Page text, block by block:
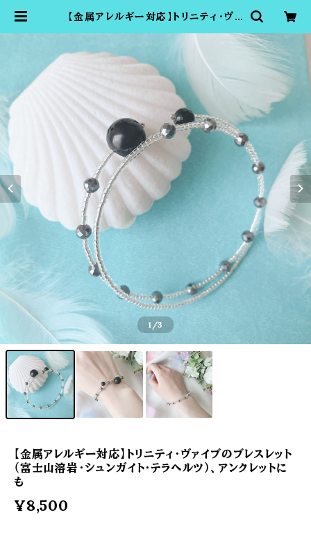
【金属アレルギー対応】トリニティ・ヴァ
ンガイト・テラヘルツ）、アンクレットに
も | さとう式の付ける美顔器ビューテ
ィーカフショップTOMOMI
1 /3
【金属アレルギー対応】トリニティ・ヴァイブのブレスレット
（富士山溶岩・シュンガイト・テラヘルツ）、アンクレットに
も
¥8,500